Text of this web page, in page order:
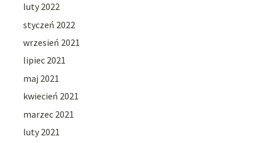
luty 2022
styczeń 2022
wrzesień 2021
lipiec 2021
maj 2021
kwiecień 2021
marzec 2021
luty 2021